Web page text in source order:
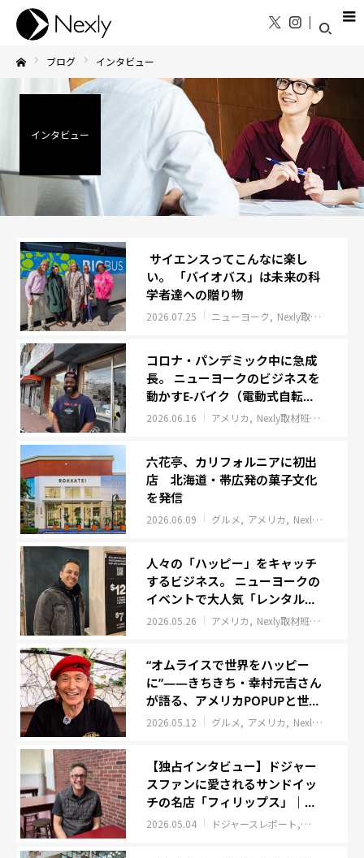
ブログ インタビュー
インタビュー
サイエンスってこんなに楽し
い。 「バイオバス」は未来の科
学者達への贈り物
2026.07.25 ニューヨーク Nexly取材班レポート
コロナ・パンデミック中に急成
長。 ニューヨークのビジネスを
動かすE-バイク（電動式自転
車）
2026.06.16 アメリカ Nexly取材班レポート
六花亭、カリフォルニアに初出
店 北海道・帯広発の菓子文化
を発信
2026.06.09 グルメ アメリカ Nexly取材班レポート
⼈々の「ハッピー」をキャッチ
するビジネス。 ニューヨークの
イベントで⼤⼈気「レンタル‧
フォトブース」
2026.05.26 アメリカ Nexly取材班レポート
“オムライスで世界をハッピー
に”——きちきち・幸村元吉さん
が語る、アメリカPOPUPと世界
的人気の裏側
2026.05.12 グルメ アメリカ Nexly取材班レポート
【独占インタビュー】ドジャー
スファンに愛されるサンドイッ
チの名店「フィリップス」｜フ
レンチディップ発祥のロサンゼ
2026.05.04 ドジャースレポート グルメ